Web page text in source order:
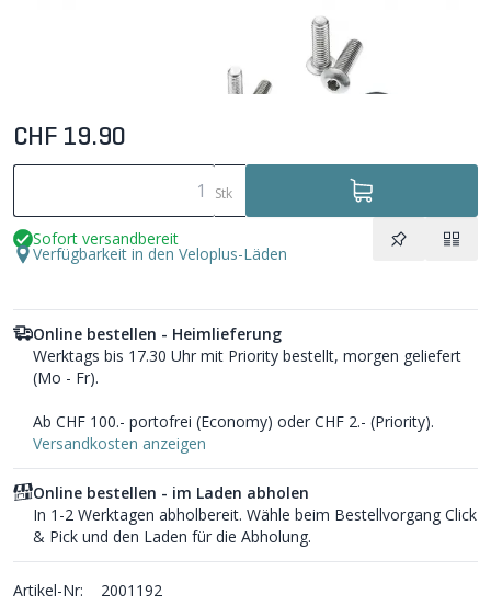
CHF 19.90
Stk
Sofort versandbereit
Verfügbarkeit in den Veloplus-Läden
Online bestellen - Heimlieferung
Werktags bis 17.30 Uhr mit Priority bestellt, morgen geliefert
(Mo - Fr).
Ab CHF 100.- portofrei (Economy) oder CHF 2.- (Priority).
Versandkosten anzeigen
Online bestellen - im Laden abholen
In 1-2 Werktagen abholbereit. Wähle beim Bestellvorgang Click
& Pick und den Laden für die Abholung.
Artikel-Nr: 2001192